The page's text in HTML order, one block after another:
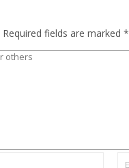
Required fields are marked *